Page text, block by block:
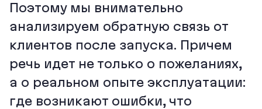
Поэтому мы внимательно
анализируем обратную связь от
клиентов после запуска. Причем
речь идет не только о пожеланиях,
а о реальном опыте эксплуатации:
где возникают ошибки, что